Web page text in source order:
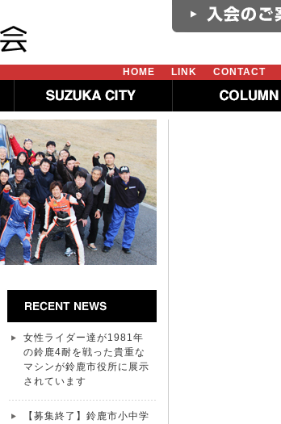
CONTACT
LINK
HOME
女性ライダー達が1981年
の鈴鹿4耐を戦った貴重な
マシンが鈴鹿市役所に展示
されています
【募集終了】鈴鹿市小中学